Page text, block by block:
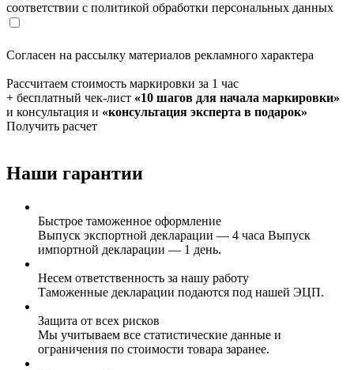
соответствии с политикой обработки персональных данных
Согласен на рассылку материалов рекламного характера
Рассчитаем стоимость маркировки за 1 час
+ бесплатный чек-лист «10 шагов для начала маркировки»
и консультация и «консультация эксперта в подарок»
Получить расчет
Наши гарантии
Быстрое таможенное оформление
Выпуск экспортной декларации — 4 часа Выпуск
импортной декларации — 1 день.
Несем ответственность за нашу работу
Таможенные декларации подаются под нашей ЭЦП.
Защита от всех рисков
Мы учитываем все статистические данные и
ограничения по стоимости товара заранее.